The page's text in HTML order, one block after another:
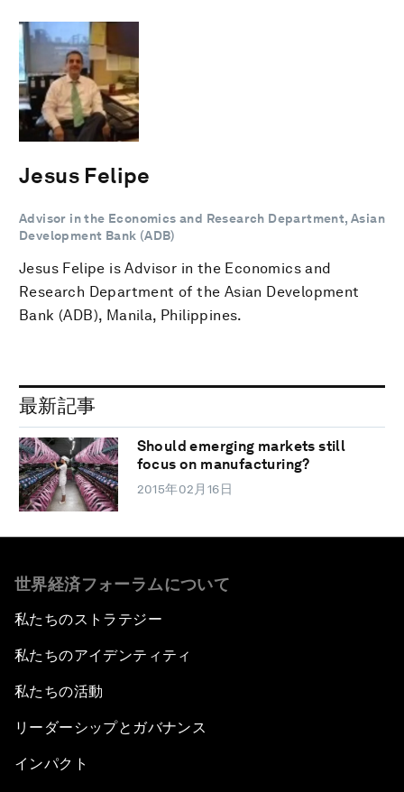
Jesus Felipe
Advisor in the Economics and Research Department, Asian
Development Bank (ADB)
Jesus Felipe is Advisor in the Economics and
Research Department of the Asian Development
Bank (ADB), Manila, Philippines.
最新記事
Should emerging markets still
focus on manufacturing?
2015年02月16日
世界経済フォーラムについて
私たちのストラテジー
私たちのアイデンティティ
私たちの活動
リーダーシップとガバナンス
インパクト